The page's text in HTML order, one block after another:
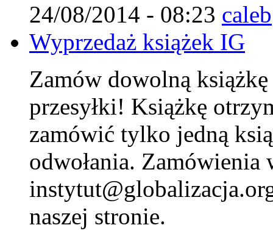
24/08/2014 - 08:23 caleb
Wyprzedaż książek IG
Zamów dowolną
przesyłki! Książkę
zamówić tylko jedną
odwołania. Zamówienia
naszej stronie.